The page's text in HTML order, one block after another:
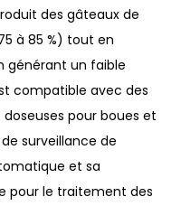
des gâteaux de
à 85 %) tout en
générant un faible
compatible avec des
pour boues et
surveillance de
et sa
pour le traitement des